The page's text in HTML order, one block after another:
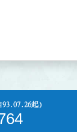
93.07.26起)